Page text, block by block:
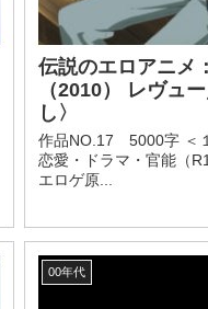
伝説のエロアニメ
（2010） レヴュ
し〉
作品NO.17 5000字 ＜
恋愛・ドラマ・官能（
エロゲ原...
00年代